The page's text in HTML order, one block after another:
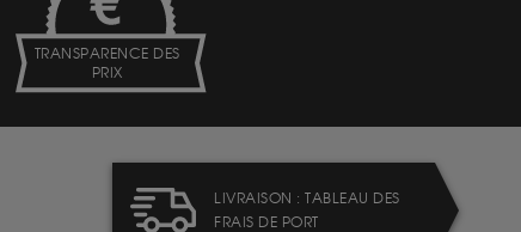
TRANSPARENCE DES
PRIX
LIVRAISON : TABLEAU DES
FRAIS DE PORT